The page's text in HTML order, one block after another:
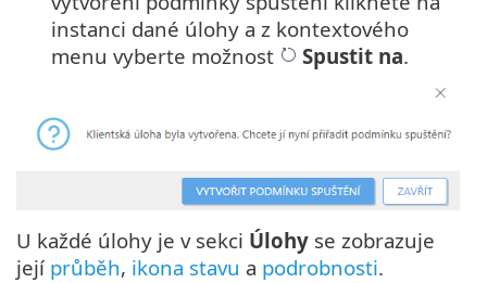
instanci dané úlohy a z kontextového
menu vyberte možnost
Spustit na.
U každé úlohy je v sekci Úlohy se zobrazuje
její průběh, ikona stavu a podrobnosti.